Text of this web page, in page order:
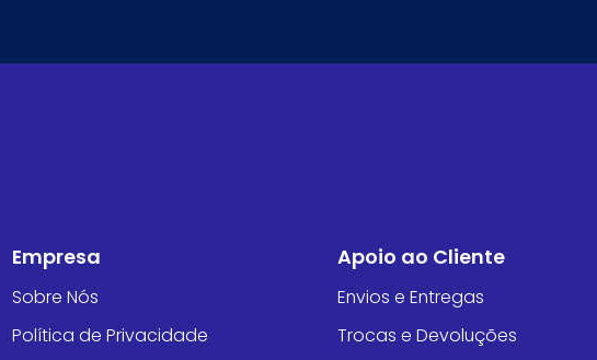
Empresa
Sobre Nós
Política de Privacidade
Apoio ao Cliente
Envios e Entregas
Trocas e Devoluções